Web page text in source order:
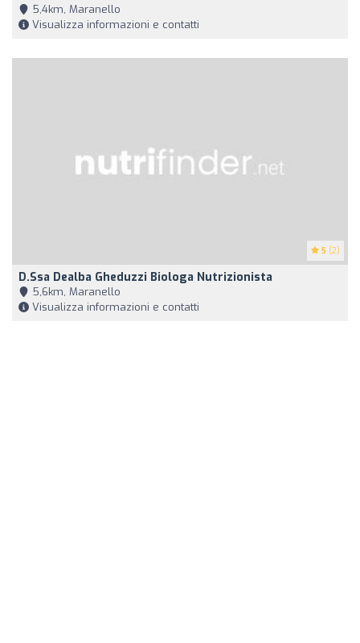
5,4km, Maranello
Visualizza informazioni e contatti
5 (2)
D.ssa Dealba Gheduzzi Biologa Nutrizionista
5,6km, Maranello
Visualizza informazioni e contatti